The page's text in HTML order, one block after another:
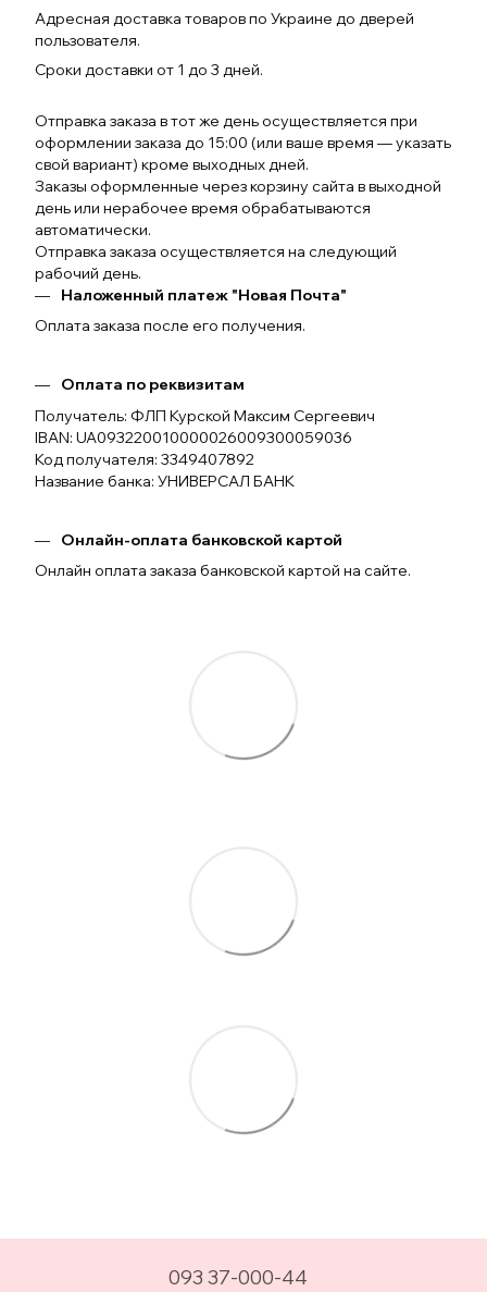
Адресная доставка товаров по Украине до дверей
пользователя.
Сроки доставки от 1 до 3 дней.
Отправка заказа в тот же день осуществляется при
оформлении заказа до 15:00 (или ваше время — указать
свой вариант) кроме выходных дней.
Заказы оформленные через корзину сайта в выходной
день или нерабочее время обрабатываются
автоматически.
Отправка заказа осуществляется на следующий
рабочий день.
Наложенный платеж "Новая Почта"
Оплата заказа после его получения.
Оплата по реквизитам
Получатель: ФЛП Курской Максим Сергеевич
IBAN: UA093220010000026009300059036
Код получателя: 3349407892
Название банка: УНИВЕРСАЛ БАНК
Онлайн-оплата банковской картой
Онлайн оплата заказа банковской картой на сайте.
093 37-000-44